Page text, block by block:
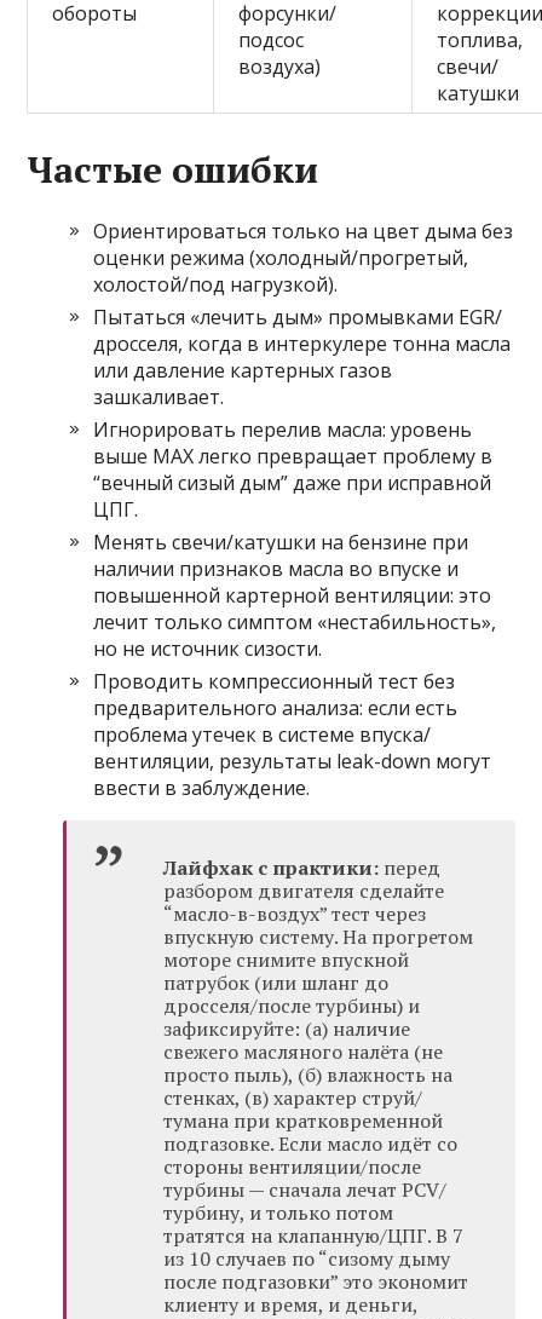
обороты
форсунки/
подсос
воздуха)
топлива,
свечи/
катушки
Частые ошибки
Ориентироваться только на цвет дыма без
оценки режима (холодный/прогретый,
холостой/под нагрузкой).
Пытаться «лечить дым» промывками EGR/
дросселя, когда в интеркулере тонна масла
или давление картерных газов
зашкаливает.
Игнорировать перелив масла: уровень
выше MAX легко превращает проблему в
“вечный сизый дым” даже при исправной
ЦПГ.
Менять свечи/катушки на бензине при
наличии признаков масла во впуске и
повышенной картерной вентиляции: это
лечит только симптом «нестабильность»,
но не источник сизости.
Проводить компрессионный тест без
предварительного анализа: если есть
проблема утечек в системе впуска/
вентиляции, результаты leak-down могут
ввести в заблуждение.
Лайфхак с практики: перед
разбором двигателя сделайте
“масло-в-воздух” тест через
впускную систему. На прогретом
моторе снимите впускной
патрубок (или шланг до
дросселя/после турбины) и
зафиксируйте: (а) наличие
свежего масляного налёта (не
просто пыль), (б) влажность на
стенках, (в) характер струй/
тумана при кратковременной
подгазовке. Если масло идёт со
стороны вентиляции/после
турбины — сначала лечат PCV/
турбину, и только потом
тратятся на клапанную/ЦПГ. В 7
из 10 случаев по “сизому дыму
после подгазовки” это экономит
клиенту и время, и деньги,